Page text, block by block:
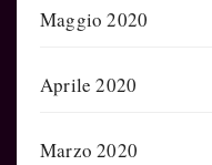
Maggio 2020
Aprile 2020
Marzo 2020